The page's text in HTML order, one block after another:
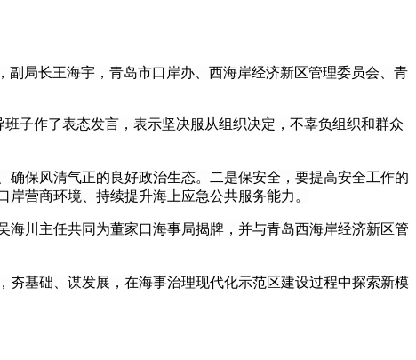
局长王海宇，青岛市口岸办、西海岸经济新区管理委员会、青
子作了表态发言，表示坚决服从组织决定，不辜负组织和群众
保风清气正的良好政治生态。二是保安全，要提高安全工作的
营商环境、持续提升海上应急公共服务能力。
川主任共同为董家口海事局揭牌，并与青岛西海岸经济新区管
基础、谋发展，在海事治理现代化示范区建设过程中探索新模